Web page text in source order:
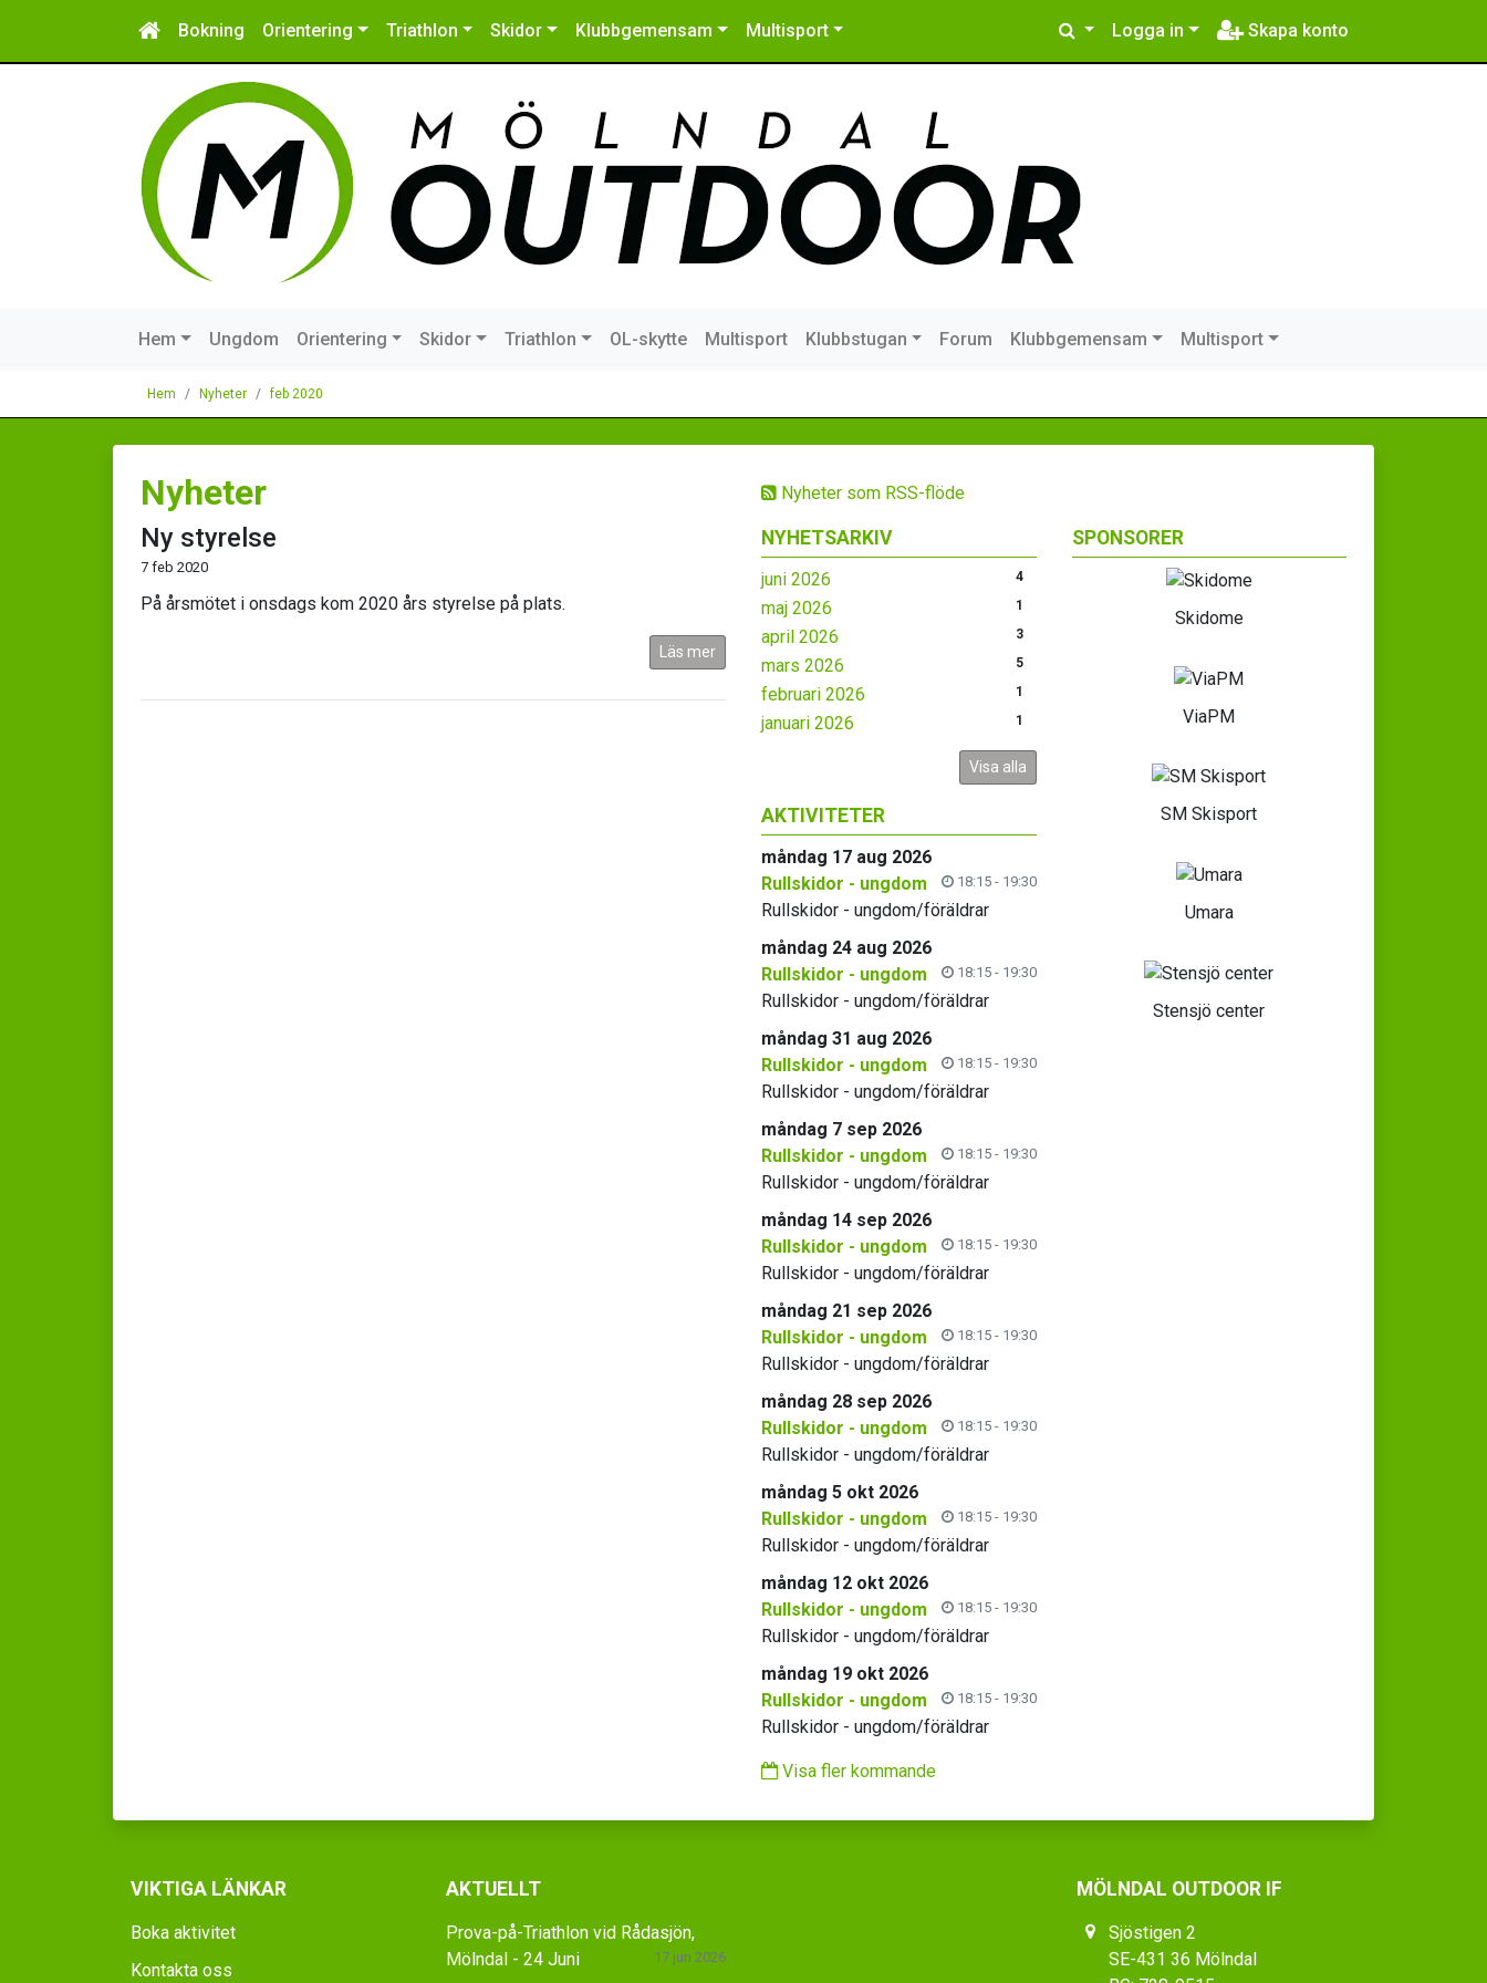
Bokning Orientering Triathlon Skidor Klubbgemensam Multisport Logga in Skapa konto
Hem Ungdom Orientering Skidor Triathlon OL-skytte Multisport Klubbstugan Forum Klubbgemensam Multisport
Hem Nyheter feb 2020
Nyheter som RSS-flöde
NYHETSARKIV
juni 2026 4
maj 2026 1
april 2026 3
mars 2026 5
februari 2026 1
januari 2026 1
Visa alla
AKTIVITETER
måndag 17 aug 2026
Rullskidor - ungdom
18:15 - 19:30
Rullskidor - ungdom/föräldrar
måndag 24 aug 2026
Rullskidor - ungdom
18:15 - 19:30
Rullskidor - ungdom/föräldrar
måndag 31 aug 2026
Rullskidor - ungdom
18:15 - 19:30
Rullskidor - ungdom/föräldrar
måndag 7 sep 2026
Rullskidor - ungdom
18:15 - 19:30
Rullskidor - ungdom/föräldrar
måndag 14 sep 2026
Rullskidor - ungdom
18:15 - 19:30
Rullskidor - ungdom/föräldrar
måndag 21 sep 2026
Rullskidor - ungdom
18:15 - 19:30
Rullskidor - ungdom/föräldrar
måndag 28 sep 2026
Rullskidor - ungdom
18:15 - 19:30
Rullskidor - ungdom/föräldrar
måndag 5 okt 2026
Rullskidor - ungdom
18:15 - 19:30
Rullskidor - ungdom/föräldrar
måndag 12 okt 2026
Rullskidor - ungdom
18:15 - 19:30
Rullskidor - ungdom/föräldrar
måndag 19 okt 2026
Rullskidor - ungdom
18:15 - 19:30
Rullskidor - ungdom/föräldrar
Visa fler kommande
Nyheter
Ny styrelse
7 feb 2020
På årsmötet i onsdags kom 2020 års styrelse på plats.
Läs mer
SPONSORER
Skidome
ViaPM
SM Skisport
Umara
Stensjö center
VIKTIGA LÄNKAR
Boka aktivitet
Kontakta oss
AKTUELLT
Prova-på-Triathlon vid Rådasjön,
Mölndal - 24 Juni
17 jun 2026
MÖLNDAL OUTDOOR IF
Sjöstigen 2
SE-431 36 Mölndal